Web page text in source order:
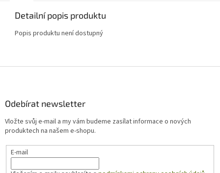
Detailní popis produktu
Popis produktu není dostupný
Odebírat newsletter
Vložte svůj e-mail a my vám budeme zasílat informace o nových
produktech na našem e-shopu.
E-mail